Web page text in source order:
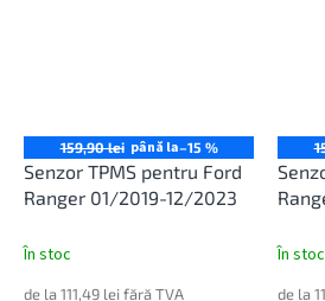
159,90 lei până la–15 %
Senzor TPMS pentru Ford
Ranger 01/2019-12/2023
În stoc
de la 111,49 lei fără TVA
În stoc
de la